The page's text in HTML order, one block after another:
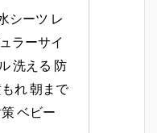
シーツ レ
ラーサイ
洗える 防
れ 朝まで
ベビー